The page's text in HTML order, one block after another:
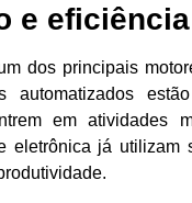
e
dos principais
automatizados
em atividades
eletrônica já utilizam